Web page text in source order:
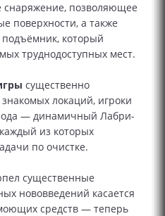
снаряжение, позволяющее
поверхности, а также
который
труднодоступных мест.
существенно
локаций, игроки
— динамичный Лабри-
из которых
по очистке.
существенные
нововведений касается
средств — теперь